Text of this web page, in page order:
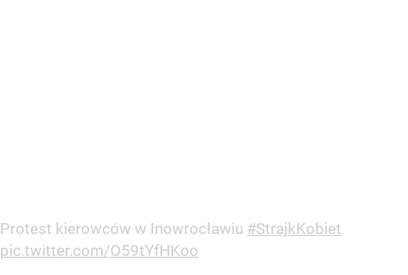
Protest kierowców w Inowrocławiu #StrajkKobiet
pic.twitter.com/O59tYfHKoo